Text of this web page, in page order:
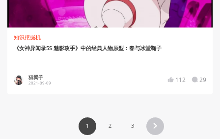
知识挖掘机
《女神异闻录5S 魅影攻手》中的经典人物原型：春与冰堂鞠子
猫翼子
2021-09-09 112 29
1 2 3